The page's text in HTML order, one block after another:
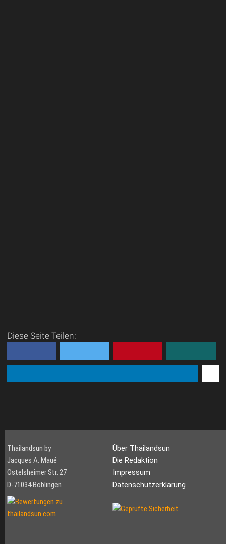
Diese Seite Teilen:
Thailandsun by
Jacques A. Maué
Ostelsheimer Str. 27
D-71034 Böblingen
Über Thailandsun
Die Redaktion
Impressum
Datenschutzerklärung